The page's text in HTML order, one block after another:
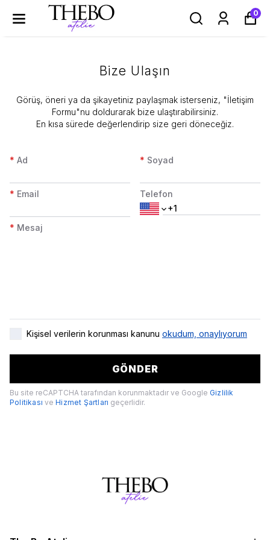
0
Bize Ulaşın
​Görüş, öneri ya da şikayetiniz paylaşmak isterseniz, "İletişim
Formu"nu doldurarak bize ulaştırabilirsiniz.
En kısa sürede değerlendirip size geri döneceğiz.
* Ad * Soyad
* Email Telefon
* Mesaj
Kişisel verilerin korunması kanunu okudum, onaylıyorum
GÖNDER
Bu site reCAPTCHA tarafından korunmaktadır ve Google Gizlilik
PolitikasıveHizmet Şartları geçerlidir.